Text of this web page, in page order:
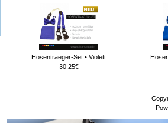
Hosentraeger-Set • Violett
30.25€